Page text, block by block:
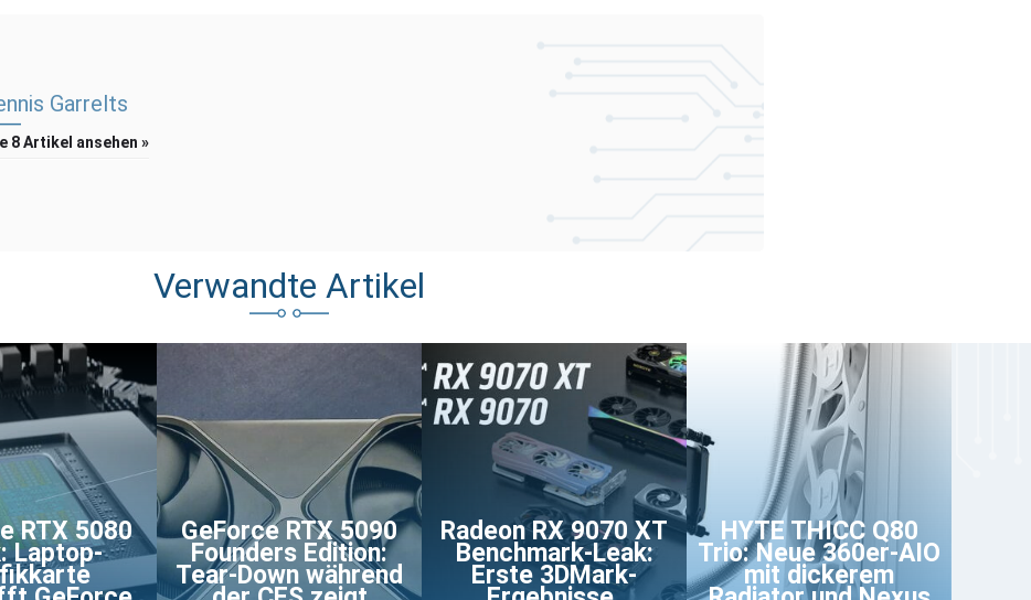
Garrelts
8 Artikel ansehen »
Verwandte Artikel
RTX 5080
Laptop-
GeForce RTX 5090
Founders Edition:
Tear-Down während
Radeon RX 9070 XT
Benchmark-Leak:
Erste 3DMark-
HYTE THICC Q80
Trio: Neue 360er-AIO
mit dickerem